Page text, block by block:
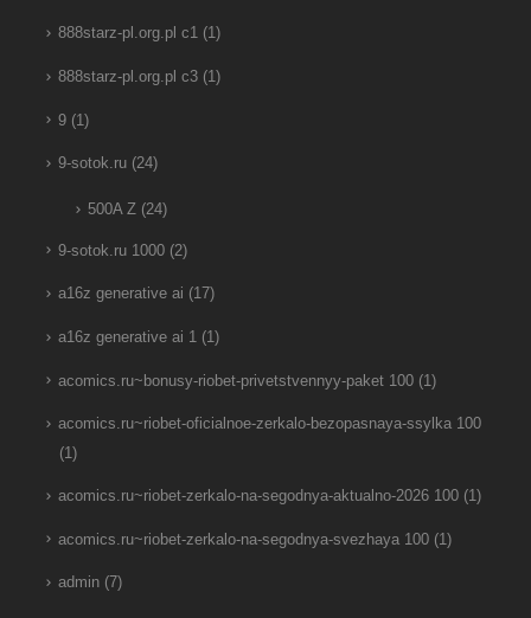
888starz-pl.org.pl c1(1)
888starz-pl.org.pl c3(1)
9(1)
9-sotok.ru(24)
500A Z(24)
9-sotok.ru 1000(2)
a16z generative ai (17)
a16z generative ai 1(1)
acomics.ru~bonusy-riobet-privetstvennyy-paket 100(1)
acomics.ru~riobet-oficialnoe-zerkalo-bezopasnaya-ssylka 100
(1)
acomics.ru~riobet-zerkalo-na-segodnya-aktualno-2026 100(1)
acomics.ru~riobet-zerkalo-na-segodnya-svezhaya 100(1)
admin(7)